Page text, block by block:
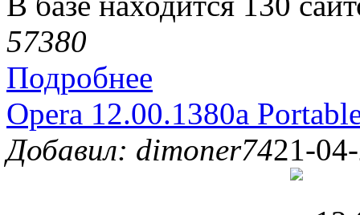
57380
Подробнее
Opera 12.00.1380a
Добавил: dimoner7421-